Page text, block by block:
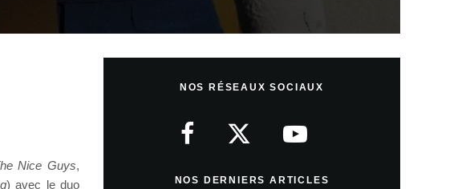
Nice Guys,
) avec le duo
NOS RÉSEAUX SOCIAUX
NOS DERNIERS ARTICLES